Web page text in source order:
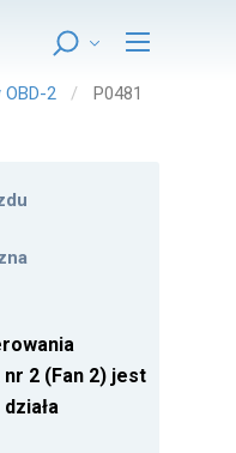
2 P0481
2 (Fan 2) jest